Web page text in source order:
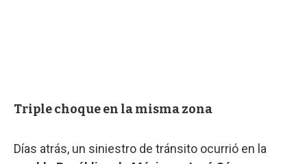
Triple choque en la misma zona
Días atrás, un siniestro de tránsito ocurrió en la